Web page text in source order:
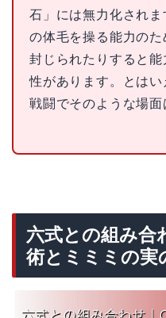
石」には無力化され
の体毛を操る能力の
封じられたりすると
性があります。とは
戦闘でそのような場面
六式との組み合
術とミミミの実